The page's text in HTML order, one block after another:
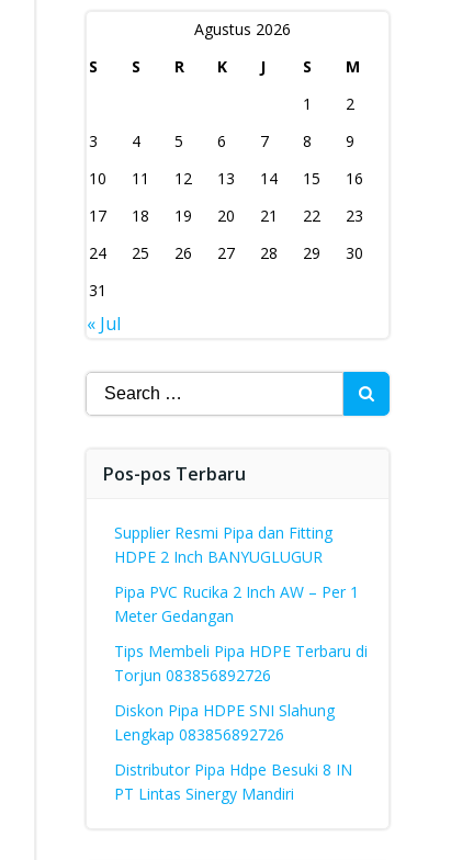
Agustus 2026
S
S R K J S
M
1
2
3
4 5 6 7 8
9
10
11 12 13 14 15
16
17
18 19 20 21 22
23
24
25 26 27 28 29
30
31
« Jul
Search
for:
Pos-pos Terbaru
Supplier Resmi Pipa dan Fitting
HDPE 2 Inch BANYUGLUGUR
Pipa PVC Rucika 2 Inch AW – Per 1
Meter Gedangan
Tips Membeli Pipa HDPE Terbaru di
Torjun 083856892726
Diskon Pipa HDPE SNI Slahung
Lengkap 083856892726
Distributor Pipa Hdpe Besuki 8 IN
PT Lintas Sinergy Mandiri